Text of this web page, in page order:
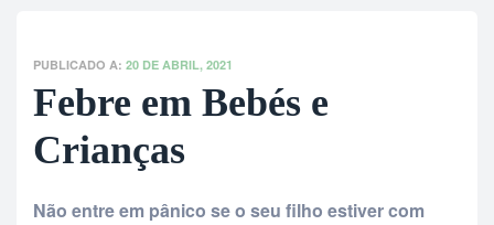
PUBLICADO A: 20 DE ABRIL, 2021
Febre em Bebés e
Crianças
Não entre em pânico se o seu filho estiver com